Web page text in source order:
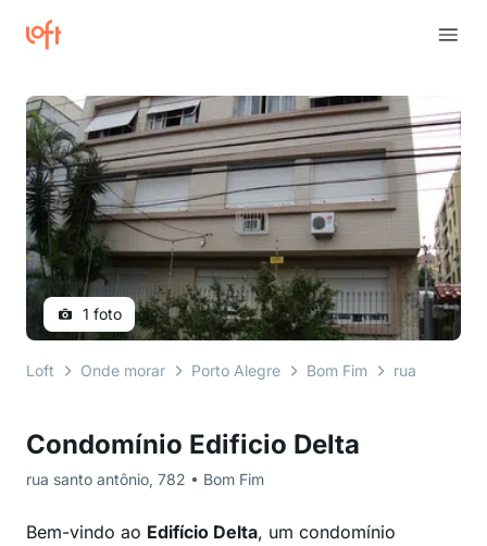
Condomínio Edificio Delta
rua santo antônio, 782 • Bom Fim
Bem-vindo ao Edifício Delta, um condomínio
1 foto
Loft Onde morar Porto Alegre Bom Fim rua santo